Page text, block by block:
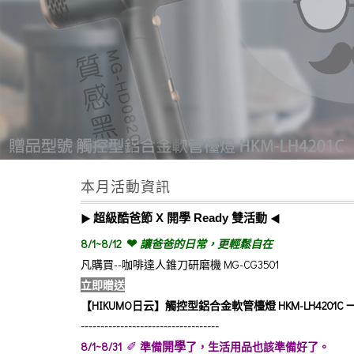
本月活動資訊
▶︎ 超級酷爸節 X 開學 Ready雙活動 ◀︎
8/1~8/12 ❤︎ 讓爸爸的日常，更輕鬆自在
凡購買--咖啡達人錐刀研磨機 MG-CG3501
立即贈送
【HIKUMO日云】觸控型鋁合金軟管檯燈 HKM-LH4201C
-----------------------------------
8/1~8/31 ✐ 準備開學了，生活用品也該準備好了。